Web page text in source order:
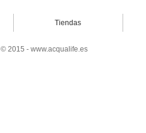
Tiendas
© 2015 - www.acqualife.es